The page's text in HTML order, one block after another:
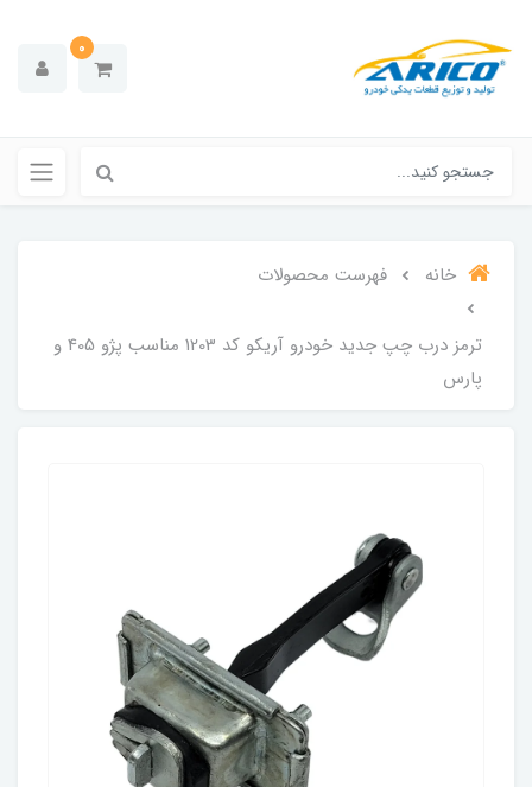
0
خانه فهرست محصولات
ترمز درب چپ جدید خودرو آریکو کد 1203 مناسب پژو 405 و
پارس